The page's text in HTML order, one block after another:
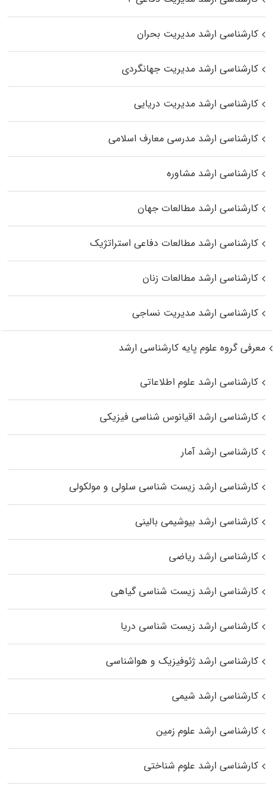
کارشناسی ارشد مدیریت بحران
کارشناسی ارشد مدیریت جهانگردی
کارشناسی ارشد مدیریت دریایی
کارشناسی ارشد مدرسی معارف اسلامی
کارشناسی ارشد مشاوره
کارشناسی ارشد مطالعات جهان
کارشناسی ارشد مطالعات دفاعی استراتژیک
کارشناسی ارشد مطالعات زنان
کارشناسی ارشد مدیریت نساجی
معرفی گروه علوم پایه کارشناسی ارشد
کارشناسی ارشد علوم اطلاعاتی
کارشناسی ارشد اقیانوس‌ شناسی فیزیکی
کارشناسی ارشد آمار
کارشناسی ارشد زیست شناسی سلولی و مولکولی
کارشناسی ارشد بیوشیمی بالینی
کارشناسی ارشد ریاضی
کارشناسی ارشد زیست‌ شناسی گیاهی
کارشناسی ارشد زیست‌ شناسی دریا
کارشناسی ارشد ژئوفیزیک و هواشناسی
کارشناسی ارشد شیمی
کارشناسی ارشد علوم زمین
کارشناسی ارشد علوم شناختی